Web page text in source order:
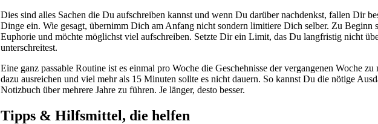
Dies sind alles Sachen die Du aufschreiben kannst und wenn Du darüber nachdenkst, fallen Dir
Dinge ein. Wie gesagt, übernimm Dich am Anfang nicht sondern limitiere Dich selber. Zu Beginn
Euphorie und möchte möglichst viel aufschreiben. Setzte Dir ein Limit, das Du langfristig nicht
unterschreitest.
Eine ganz passable Routine ist es einmal pro Woche die Geschehnisse der vergangenen Woche
dazu ausreichen und viel mehr als 15 Minuten sollte es nicht dauern. So kannst Du die nötige
Notizbuch über mehrere Jahre zu führen. Je länger, desto besser.
Tipps & Hilfsmittel, die helfen